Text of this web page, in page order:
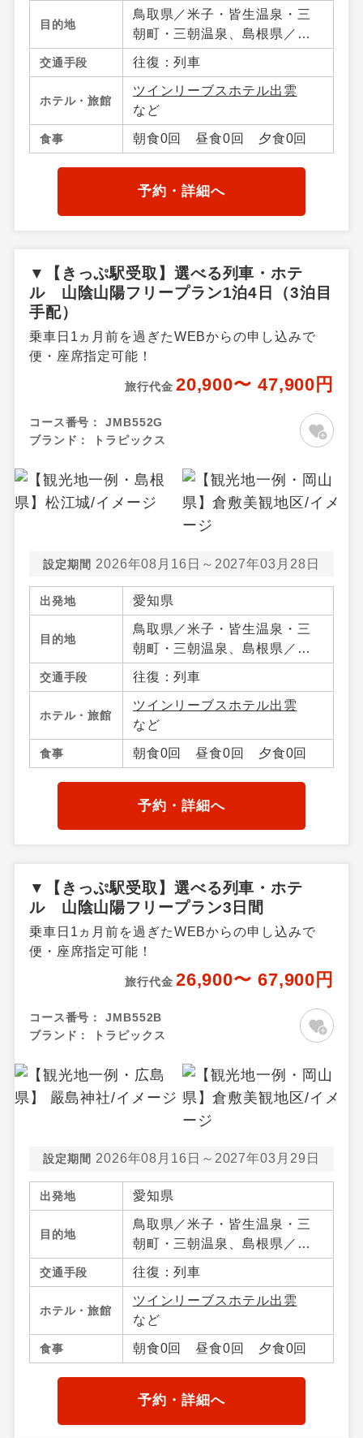
目的地
鳥取県／米子・皆生温泉・三
朝町・三朝温泉、島根県／松
江・宍道湖・玉造温泉・出
雲・日御碕、岡山県／岡山市
内・倉敷・蒜山・湯原温泉・
真庭・岡山県その他、広島県
／広島市内・宮島・尾道・広
島県その他
交通手段 往復：列車
ホテル・旅館
ツインリーブスホテル出雲
など
食事 朝食0回 昼食0回 夕食0回
予約・詳細へ
▼【きっぷ駅受取】選べる列車・ホテ
ル 山陰山陽フリープラン1泊4日（3泊目
手配）
乗車日1ヵ月前を過ぎたWEBからの申し込みで
便・座席指定可能！
旅行代金 20,900〜 47,900円
コース番号：
JMB552G
ブランド：
トラピックス
設定期間 2026年08月16日～2027年03月28日
出発地 愛知県
目的地
鳥取県／米子・皆生温泉・三
朝町・三朝温泉、島根県／松
江・宍道湖・玉造温泉・出
雲・日御碕、岡山県／岡山市
内・倉敷・蒜山・湯原温泉・
真庭・岡山県その他、広島県
／広島市内・宮島・尾道・広
島県その他
交通手段 往復：列車
ホテル・旅館
ツインリーブスホテル出雲
など
食事 朝食0回 昼食0回 夕食0回
予約・詳細へ
▼【きっぷ駅受取】選べる列車・ホテ
ル 山陰山陽フリープラン3日間
乗車日1ヵ月前を過ぎたWEBからの申し込みで
便・座席指定可能！
旅行代金 26,900〜 67,900円
コース番号：
JMB552B
ブランド：
トラピックス
設定期間 2026年08月16日～2027年03月29日
出発地 愛知県
目的地
鳥取県／米子・皆生温泉・三
朝町・三朝温泉、島根県／松
江・宍道湖・玉造温泉・出
雲・日御碕、岡山県／岡山市
内・倉敷・蒜山・湯原温泉・
真庭・岡山県その他、広島県
／広島市内・宮島・尾道・広
島県その他
交通手段 往復：列車
ホテル・旅館
ツインリーブスホテル出雲
など
食事 朝食0回 昼食0回 夕食0回
予約・詳細へ